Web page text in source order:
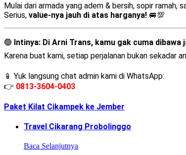
Mulai dari armada yang adem & bersih, sopir ramah,
Serius, value-nya jauh di atas harganya! 🚐💯
🟢 Intinya: Di Arni Trans, kamu gak cuma
Karena buat kami, setiap perjalanan bukan sekadar
📱 Yuk langsung chat admin kami di WhatsApp:
👉 0813-3604-0403
Paket Kilat Cikampek ke Jember
Travel Cikarang Probolinggo
Baca Selanjutnya